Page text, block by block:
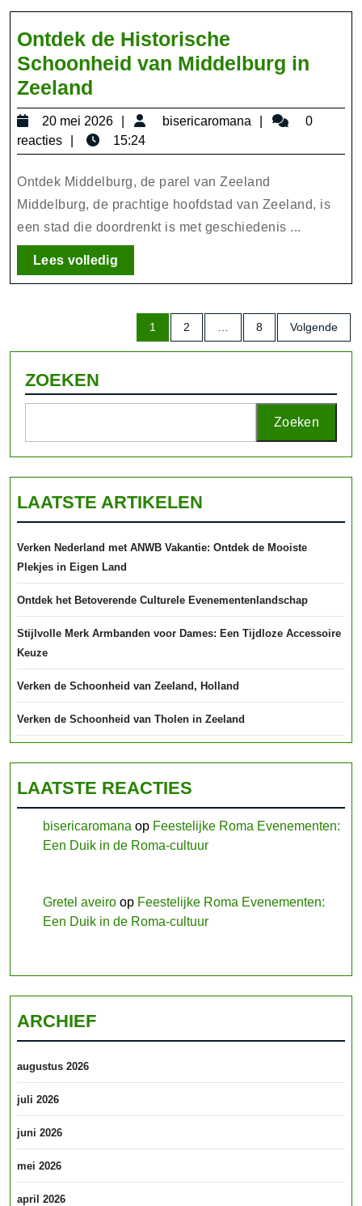
Ontdek de Historische
Schoonheid van Middelburg in
Zeeland
de
Historische
Schoonheid
van
Middelburg
in
Zeeland
20 mei 2026
20
mei
2026
bisericaromana bisericaromana
0
reacties
15:24
Ontdek Middelburg, de parel van Zeeland
Middelburg, de prachtige hoofdstad van Zeeland, is
een stad die doordrenkt is met geschiedenis ...
Lees volledigLees
volledig
Berichten
paginering
1 2 8 Volgende
ZOEKEN
Zoeken
LAATSTE ARTIKELEN
Verken Nederland met ANWB Vakantie: Ontdek de Mooiste
Plekjes in Eigen Land
Ontdek het Betoverende Culturele Evenementenlandschap
Stijlvolle Merk Armbanden voor Dames: Een Tijdloze Accessoire
Keuze
Verken de Schoonheid van Zeeland, Holland
Verken de Schoonheid van Tholen in Zeeland
LAATSTE REACTIES
bisericaromana op Feestelijke Roma Evenementen:
Een Duik in de Roma-cultuur
Gretel aveiro op Feestelijke Roma Evenementen:
Een Duik in de Roma-cultuur
ARCHIEF
augustus 2026
juli 2026
juni 2026
mei 2026
april 2026